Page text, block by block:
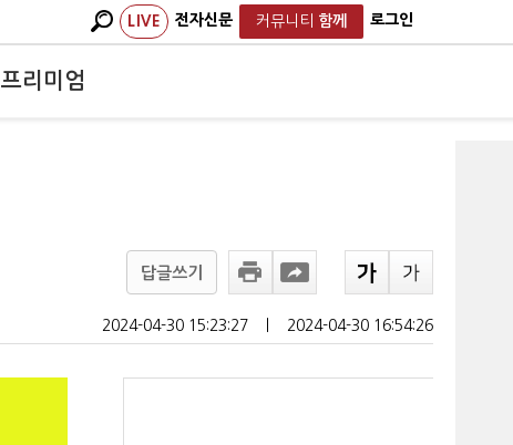
LIVE 전자신문 커뮤니티 함께 로그인
프리미엄
답글쓰기
2024-04-30 15:23:27 2024-04-30 16:54:26